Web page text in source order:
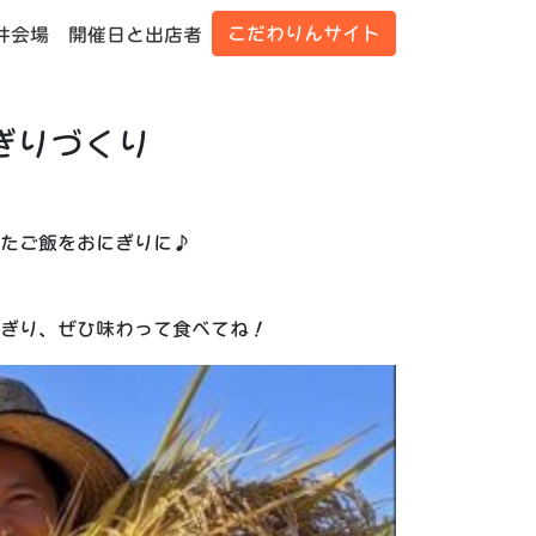
会場 開催日と出店者 こだわりんサイト
りづくり
ご飯をおにぎりに♪
り、ぜひ味わって食べてね！